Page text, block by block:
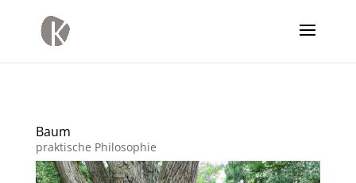
Baum
praktische Philosophie